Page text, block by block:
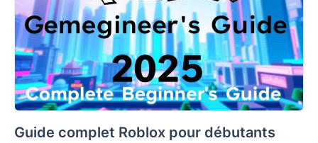
Guide complet Roblox pour débutants